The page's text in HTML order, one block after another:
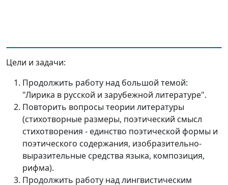
Цели и задачи:
Продолжить работу над большой темой:
"Лирика в русской и зарубежной литературе".
Повторить вопросы теории литературы
(стихотворные размеры, поэтический смысл
стихотворения - единство поэтической формы и
поэтического содержания, изобразительно-
выразительные средства языка, композиция,
рифма).
Продолжить работу над лингвистическим